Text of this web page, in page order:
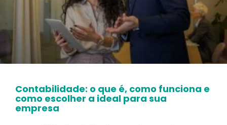
Contabilidade: o que é, como funciona e
como escolher a ideal para sua
empresa